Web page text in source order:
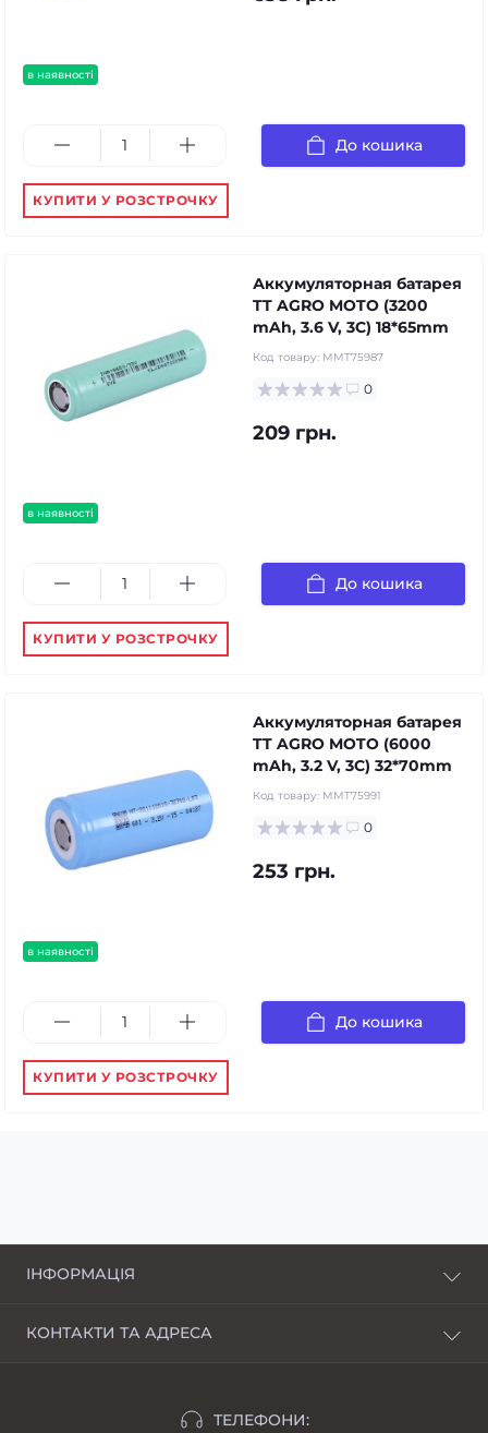
в наявності
До кошика
КУПИТИ У РОЗСТРОЧКУ
в наявності
Аккумуляторная батарея
TT AGRO MOTO (3200
mAh, 3.6 V, 3C) 18*65mm
Код товару: MMT75987
0
209 грн.
До кошика
КУПИТИ У РОЗСТРОЧКУ
в наявності
Аккумуляторная батарея
TT AGRO MOTO (6000
mAh, 3.2 V, 3C) 32*70mm
Код товару: MMT75991
0
253 грн.
До кошика
КУПИТИ У РОЗСТРОЧКУ
ІНФОРМАЦІЯ
КОНТАКТИ ТА АДРЕСА
ТЕЛЕФОНИ: